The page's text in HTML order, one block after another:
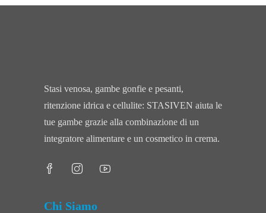
Stasi venosa, gambe gonfie e pesanti,
ritenzione idrica e cellulite: STASIVEN aiuta le
tue gambe grazie alla combinazione di un
integratore alimentare e un cosmetico in crema.
Chi Siamo